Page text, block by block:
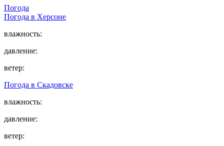
Погода
Погода в Херсоне
влажность:
давление:
ветер:
Погода в Скадовске
влажность:
давление:
ветер: